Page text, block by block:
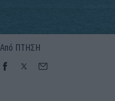
Από ΠΤΗΣΗ